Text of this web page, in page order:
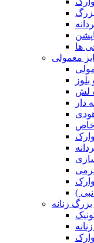
ها
معمولی
لش
خاص
)
زنانه